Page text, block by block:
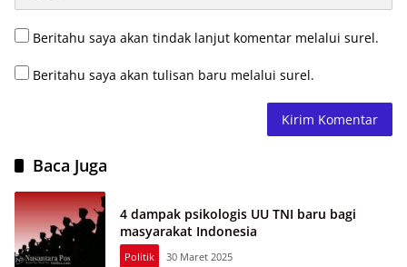
Beritahu saya akan tindak lanjut komentar melalui surel.
Beritahu saya akan tulisan baru melalui surel.
Baca Juga
4 dampak psikologis UU TNI baru bagi
masyarakat Indonesia
Politik 30 Maret 2025